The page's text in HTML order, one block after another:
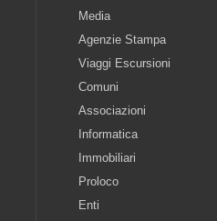
Media
Agenzie Stampa
Viaggi Escursioni
Comuni
Associazioni
Informatica
Immobiliari
Proloco
Enti